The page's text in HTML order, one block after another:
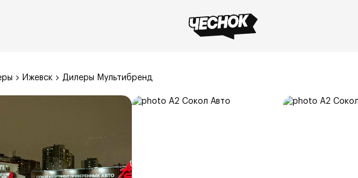
Ижевск Дилеры Мультибренд